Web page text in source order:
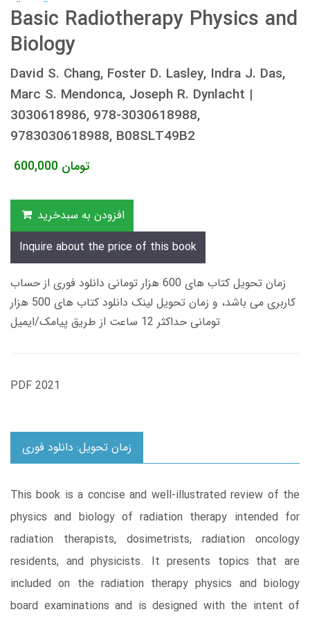
Basic Radiotherapy Physics and
Biology
David S. Chang, Foster D. Lasley, Indra J. Das,
Marc S. Mendonca, Joseph R. Dynlacht |
3030618986, 978-3030618988,
9783030618988, B08SLT49B2
600,000 تومان
افزودن به سبدخرید
Inquire about the price of this book
زمان تحویل کتاب های 600 هزار تومانی دانلود فوری از حساب
کاربری می باشد، و زمان تحویل لینک دانلود کتاب های 500 هزار
تومانی حداکثر 12 ساعت از طریق پیامک/ایمیل
PDF 2021
زمان تحویل: دانلود فوری
This book is a concise and well-illustrated review of the
physics and biology of radiation therapy intended for
radiation therapists, dosimetrists, radiation oncology
residents, and physicists. It presents topics that are
included on the radiation therapy physics and biology
board examinations and is designed with the intent of